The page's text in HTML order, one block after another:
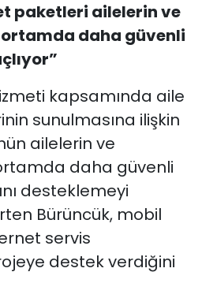
paketleri ailelerin ve
daha güvenli
kapsamında aile
sunulmasına ilişkin
ailelerin ve
daha güvenli
desteklemeyi
Bürüncük, mobil
servis
destek verdiğini